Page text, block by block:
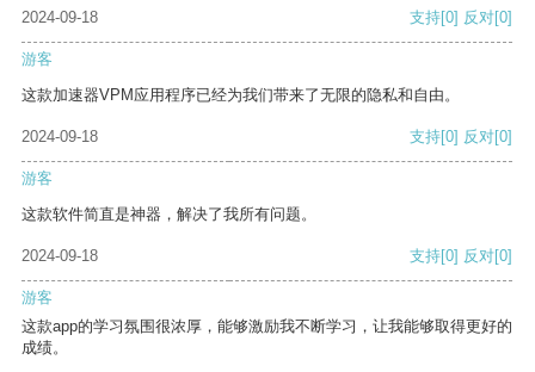
2024-09-18 支持[0] 反对[0]
游客
这款加速器VPM应用程序已经为我们带来了无限的隐私和自由。
2024-09-18 支持[0] 反对[0]
游客
这款软件简直是神器，解决了我所有问题。
2024-09-18 支持[0] 反对[0]
游客
这款app的学习氛围很浓厚，能够激励我不断学习，让我能够取得更好的
成绩。